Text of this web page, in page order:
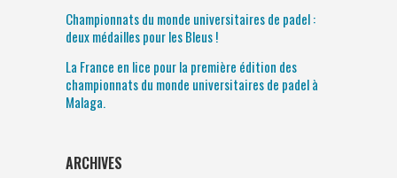
Championnats du monde universitaires de padel :
deux médailles pour les Bleus !
La France en lice pour la première édition des
championnats du monde universitaires de padel à
Malaga.
ARCHIVES